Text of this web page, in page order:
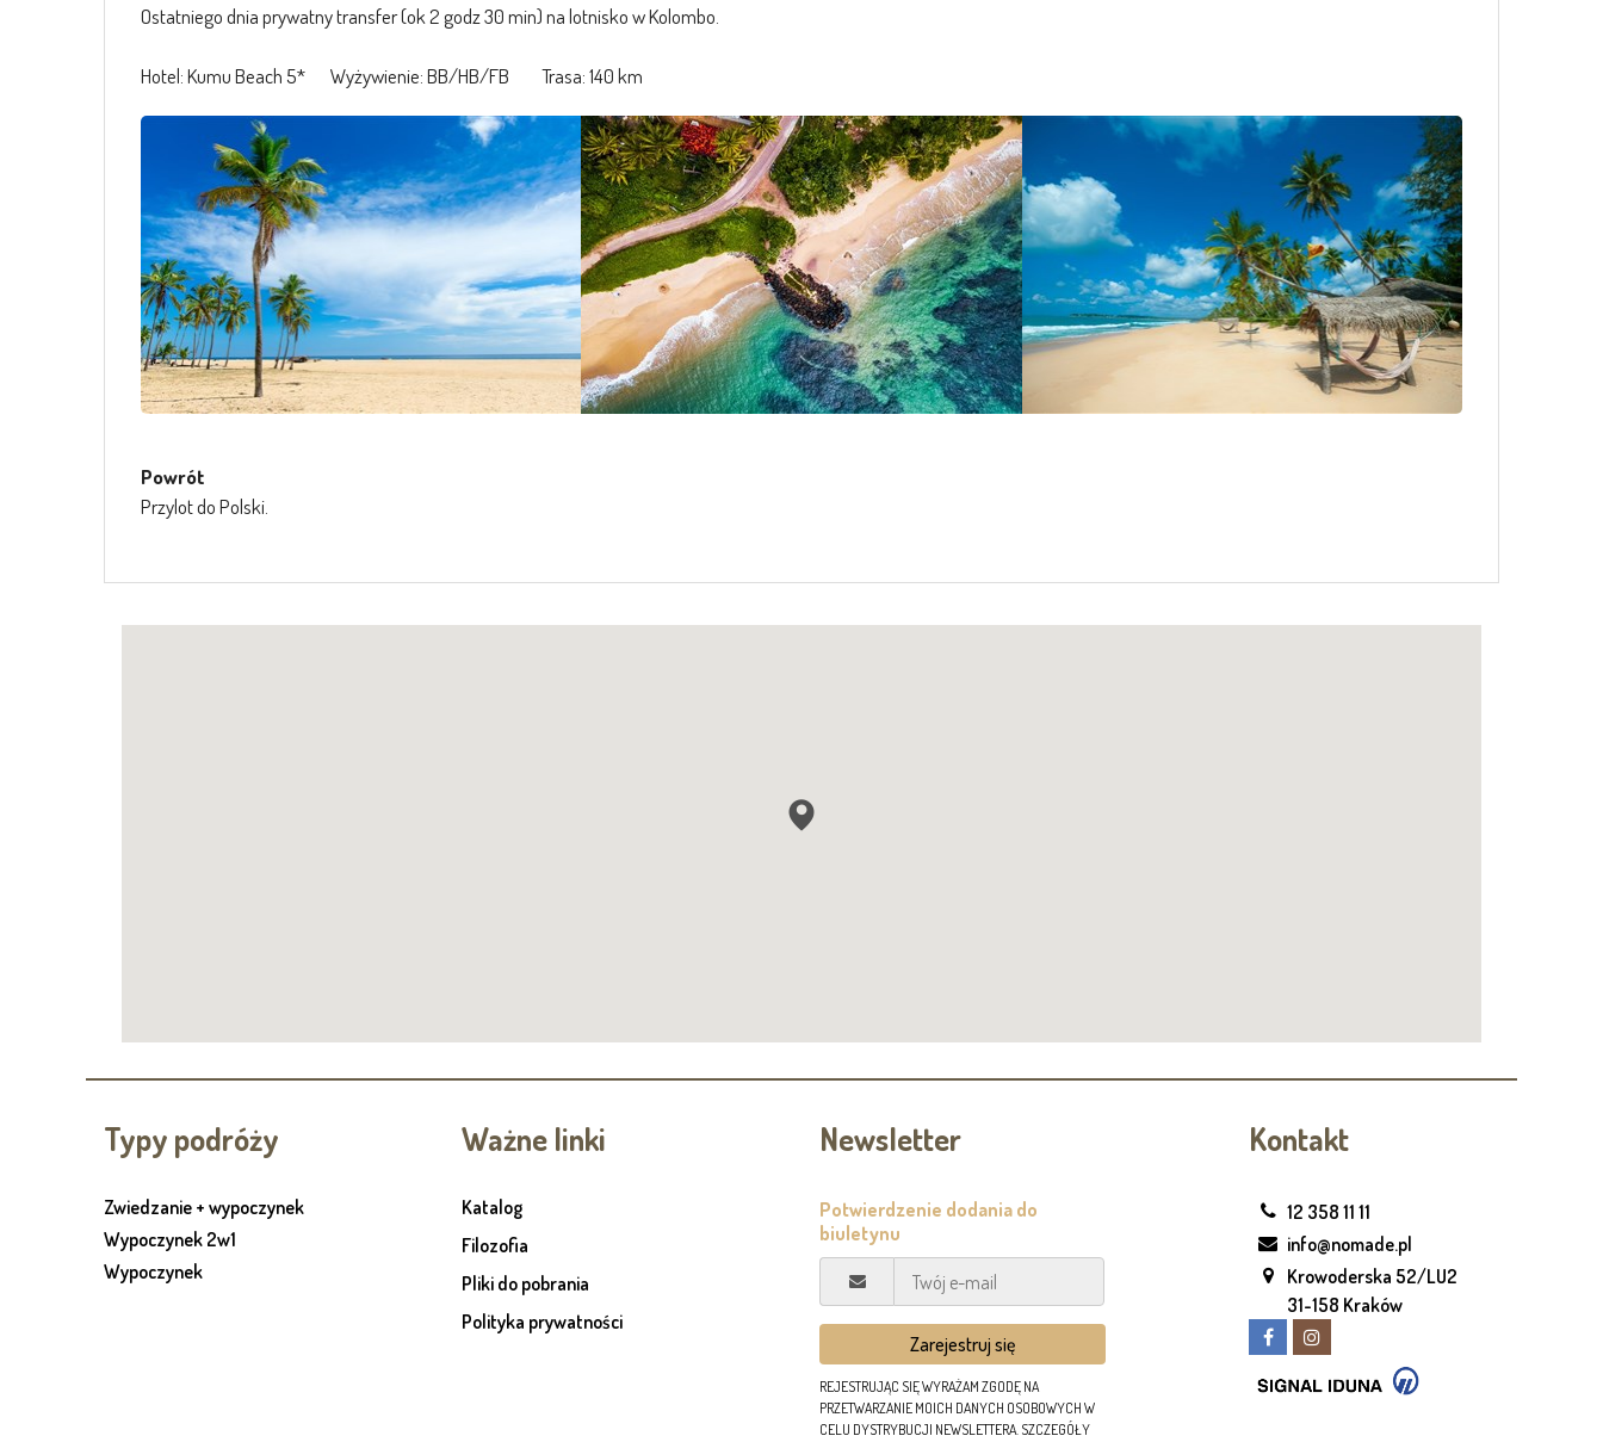
Ostatniego dnia prywatny transfer (ok 2 godz 30 min) na lotnisko w Kolombo.
Hotel: Kumu Beach 5* Wyżywienie: BB/HB/FB Trasa: 140 km
Powrót
Przylot do Polski.
Typy podróży
Zwiedzanie + wypoczynek
Wypoczynek 2w1
Wypoczynek
Ważne linki
Katalog
Filozofia
Pliki do pobrania
Polityka prywatności
Newsletter
REJESTRUJĄC SIĘ WYRAŻAM ZGODĘ NA
PRZETWARZANIE MOICH DANYCH OSOBOWYCH W
CELU DYSTRYBUCJI NEWSLETTERA. SZCZEGÓŁY
Kontakt
12 358 11 11
info@nomade.pl
Krowoderska 52/LU2
31-158 Kraków